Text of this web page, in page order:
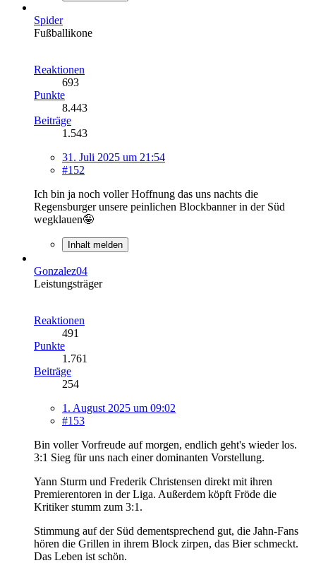
Spider
Fußballikone
Reaktionen
693
Punkte
8.443
Beiträge
1.543
31. Juli 2025 um 21:54
#152
Ich bin ja noch voller Hoffnung das uns nachts die
Regensburger unsere peinlichen Blockbanner in der Süd
wegklauen🤪
Inhalt melden
Gonzalez04
Leistungsträger
Reaktionen
491
Punkte
1.761
Beiträge
254
1. August 2025 um 09:02
#153
Bin voller Vorfreude auf morgen, endlich geht's wieder los.
3:1 Sieg für uns nach einer dominanten Vorstellung.
Yann Sturm und Frederik Christensen direkt mit ihren
Premierentoren in der Liga. Außerdem köpft Fröde die
Kritiker stumm zum 3:1.
Stimmung auf der Süd dementsprechend gut, die Jahn-Fans
hören die Grillen in ihrem Block zirpen, das Bier schmeckt.
Das Leben ist schön.